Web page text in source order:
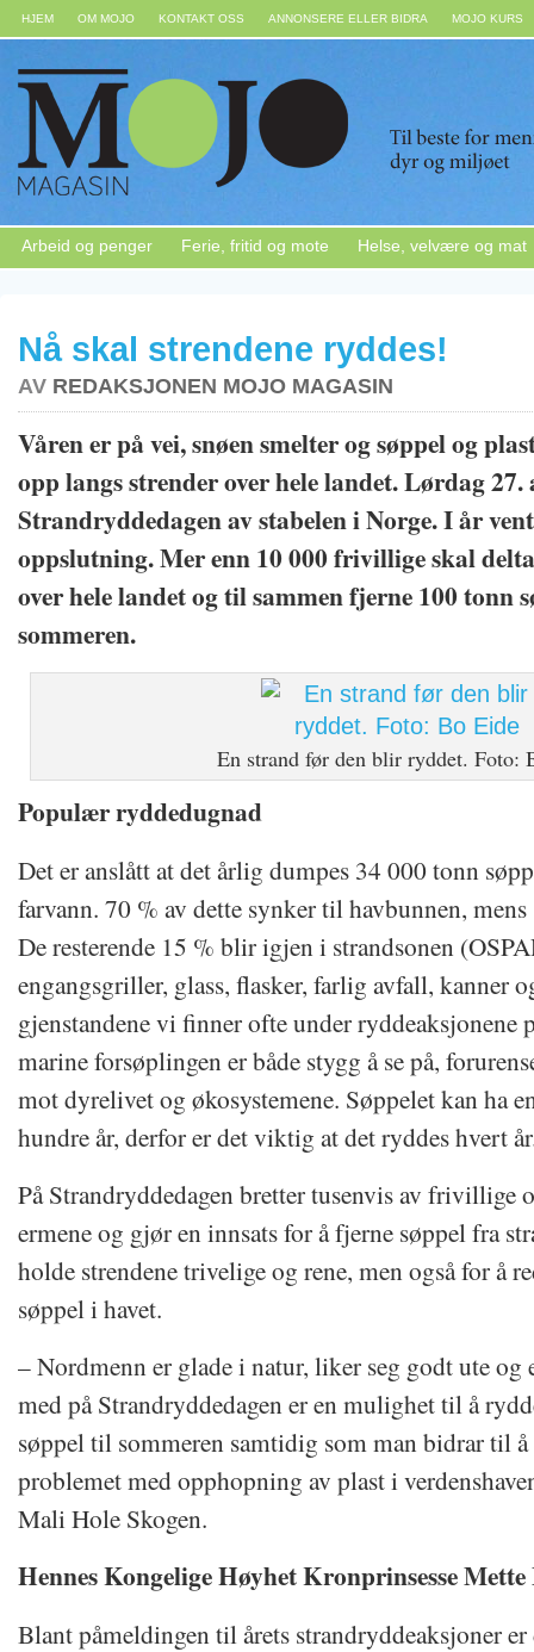
HJEM OM MOJO KONTAKT OSS ANNONSERE ELLER BIDRA MOJO KURS
Arbeid og penger Ferie, fritid og mote Helse, velvære og mat
Nå skal strendene ryddes!
AV REDAKSJONEN MOJO MAGASIN
Våren er på vei, snøen smelter og søppel og
opp langs strender over hele landet. Lørdag
Strandryddedagen av stabelen i Norge. I år
oppslutning. Mer enn 10 000 frivillige skal
over hele landet og til sammen fjerne 100 tonn
sommeren.
En strand før den blir ryddet. Foto:
Populær ryddedugnad
Det er anslått at det årlig dumpes 34 000 tonn
farvann. 70 % av dette synker til havbunnen,
De resterende 15 % blir igjen i strandsonen
engangsgriller, glass, flasker, farlig avfall, kanner
gjenstandene vi finner ofte under ryddeaksjonene
marine forsøplingen er både stygg å se på,
mot dyrelivet og økosystemene. Søppelet kan ha
hundre år, derfor er det viktig at det ryddes hvert
På Strandryddedagen bretter tusenvis av frivillige
ermene og gjør en innsats for å fjerne søppel fra
holde strendene trivelige og rene, men også for å
søppel i havet.
– Nordmenn er glade i natur, liker seg godt ute
med på Strandryddedagen er en mulighet til å
søppel til sommeren samtidig som man bidrar til å
problemet med opphopning av plast i
Mali Hole Skogen.
Hennes Kongelige Høyhet Kronprinsesse
Blant påmeldingen til årets strandryddeaksjoner